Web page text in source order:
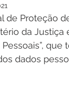
de Proteção
da Justiça
Pessoais”,
dados